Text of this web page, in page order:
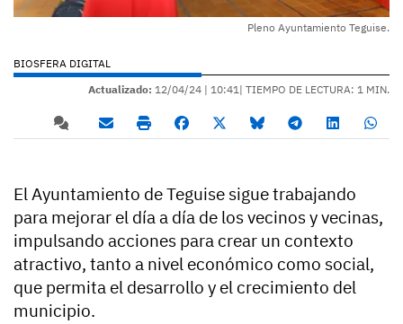
Pleno Ayuntamiento Teguise.
BIOSFERA DIGITAL
Actualizado: 12/04/24 | 10:41 | TIEMPO DE LECTURA: 1 MIN.
El Ayuntamiento de Teguise sigue trabajando
para mejorar el día a día de los vecinos y vecinas,
impulsando acciones para crear un contexto
atractivo, tanto a nivel económico como social,
que permita el desarrollo y el crecimiento del
municipio.